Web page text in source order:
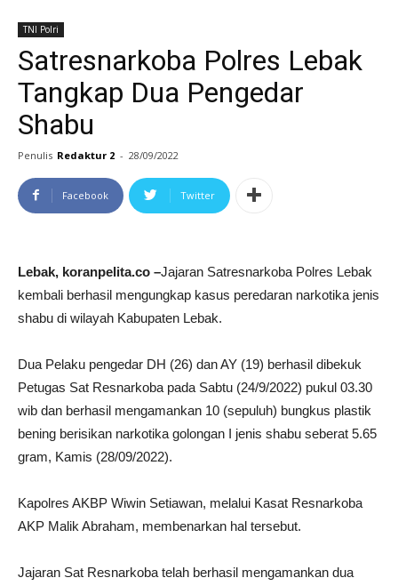
TNI Polri
Satresnarkoba Polres Lebak
Tangkap Dua Pengedar
Shabu
Penulis Redaktur 2 - 28/09/2022
Facebook Twitter
Lebak, koranpelita.co –Jajaran Satresnarkoba Polres Lebak
kembali berhasil mengungkap kasus peredaran narkotika jenis
shabu di wilayah Kabupaten Lebak.
Dua Pelaku pengedar DH (26) dan AY (19) berhasil dibekuk
Petugas Sat Resnarkoba pada Sabtu (24/9/2022) pukul 03.30
wib dan berhasil mengamankan 10 (sepuluh) bungkus plastik
bening berisikan narkotika golongan I jenis shabu seberat 5.65
gram, Kamis (28/09/2022).
Kapolres AKBP Wiwin Setiawan, melalui Kasat Resnarkoba
AKP Malik Abraham, membenarkan hal tersebut.
Jajaran Sat Resnarkoba telah berhasil mengamankan dua